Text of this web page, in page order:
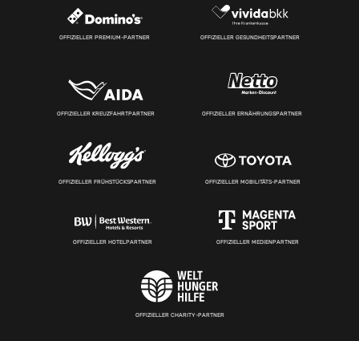
OFFIZIELLER PREMIUM-PARTNER OFFIZIELLER GESUNDHEITSPARTNER
OFFIZIELLER KREUZFAHRTPARTNER OFFIZIELLER ERNÄHRUNGSPARTNER
OFFIZIELLER FRÜHSTÜCKSPARTNER OFFIZIELLER MOBILITÄTS-PARTNER
OFFIZIELLER HOTELPARTNER OFFIZIELLER MEDIENPARTNER
OFFIZIELLER CHARITY-PARTNER